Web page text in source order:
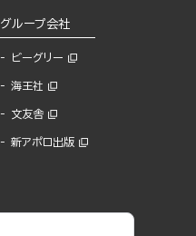
グループ会社
ビーグリー
海王社
文友舎
新アポロ出版